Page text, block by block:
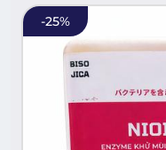
-25%